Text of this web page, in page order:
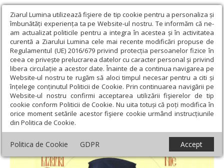
Ziarul Lumina utilizează fişiere de tip cookie pentru a personaliza și
îmbunătăți experiența ta pe Website-ul nostru. Te informăm că ne-
am actualizat politicile pentru a integra în acestea și în activitatea
curentă a Ziarului Lumina cele mai recente modificări propuse de
Regulamentul (UE) 2016/679 privind protecția persoanelor fizice în
ceea ce privește prelucrarea datelor cu caracter personal și privind
libera circulație a acestor date. Înainte de a continua navigarea pe
Website-ul nostru te rugăm să aloci timpul necesar pentru a citi și
înțelege conținutul Politicii de Cookie. Prin continuarea navigării pe
Website-ul nostru confirmi acceptarea utilizării fişierelor de tip
cookie conform Politicii de Cookie. Nu uita totuși că poți modifica în
orice moment setările acestor fişiere cookie urmând instrucțiunile
din Politica de Cookie.
Politica de Cookie GDPR Accept
Ziarul Lumina › Actualitate religioasă › An omagial › Sfântul
Arsenie de la Prislop, despre răsturnarea valorilor
Sfântul Arsenie de la Prislop, despre
răsturnarea valorilor